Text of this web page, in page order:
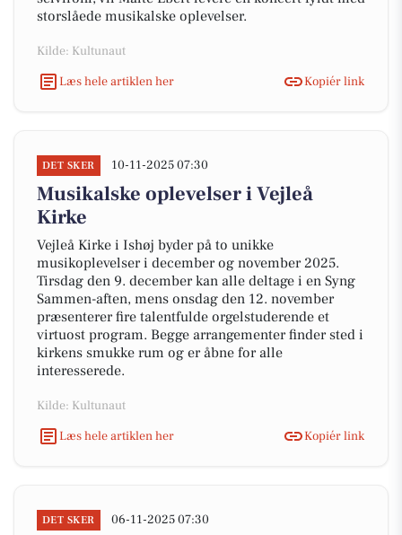
storslåede musikalske oplevelser.
Kilde: Kultunaut
Læs hele artiklen her
Kopiér link
DET SKER 10-11-2025 07:30
Musikalske oplevelser i Vejleå
Kirke
Vejleå Kirke i Ishøj byder på to unikke
musikoplevelser i december og november 2025.
Tirsdag den 9. december kan alle deltage i en Syng
Sammen-aften, mens onsdag den 12. november
præsenterer fire talentfulde orgelstuderende et
virtuost program. Begge arrangementer finder sted i
kirkens smukke rum og er åbne for alle
interesserede.
Kilde: Kultunaut
Læs hele artiklen her
Kopiér link
DET SKER 06-11-2025 07:30